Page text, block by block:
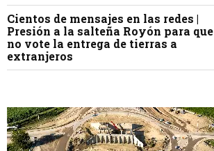
Cientos de mensajes en las redes |
Presión a la salteña Royón para que
no vote la entrega de tierras a
extranjeros